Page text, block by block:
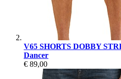
V65 SHORTS DOBBY
Dancer
€ 89,00